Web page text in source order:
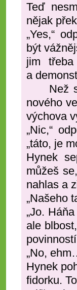
Teď
nějak
„Yes,“
být
jim
a
Než
nového
výchova
„Nic,“
„táto, je
Hynek
můžeš
nahlas a
„Našeho
„Jo.
ale
„No,
Hynek
fidorku.